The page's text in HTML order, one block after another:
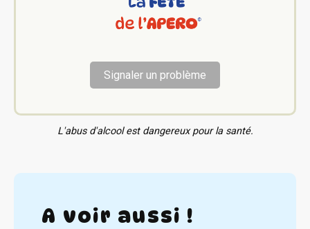
Signaler un problème
L'abus d'alcool est dangereux pour la santé.
A voir aussi !